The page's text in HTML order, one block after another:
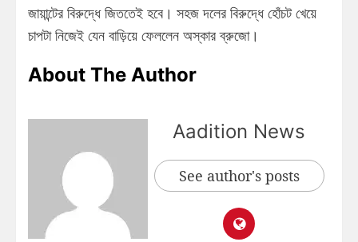
জায়ান্টের বিরুদ্ধে জিততেই হবে। সহজ দলের বিরুদ্ধে হোঁচট খেয়ে
চাপটা নিজেই যেন বাড়িয়ে ফেললেন অস্কার ব্রুজো।
About The Author
Aadition News
See author's posts